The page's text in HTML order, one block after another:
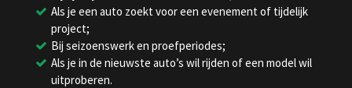
Als je een auto zoekt voor een evenement of tijdelijk
project;
Bij seizoenswerk en proefperiodes;
Als je in de nieuwste auto’s wil rijden of een model wil
uitproberen.